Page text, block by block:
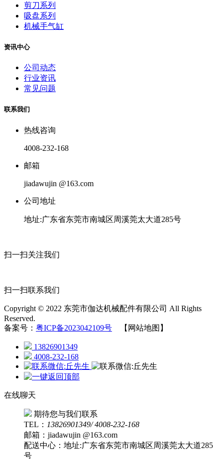
剪刀系列
吸盘系列
机械手气缸
资讯中心
公司动态
行业资讯
常见问题
联系我们
热线咨询
4008-232-168
邮箱
jiadawujin @163.com
公司地址
地址:广东省东莞市南城区周溪莞太大道285号
扫一扫关注我们
扫一扫联系我们
Copyright © 2022 东莞市伽达机械配件有限公司 All Rights
Reserved.
备案号： 粤ICP备2023042109号 【网站地图】
13826901349
4008-232-168
在线聊天
期待您与我们联系
TEL： 13826901349/ 4008-232-168
邮箱：jiadawujin @163.com
配送中心：地址:广东省东莞市南城区周溪莞太大道285
号